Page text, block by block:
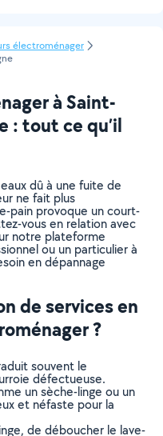
électroménager
à Saint-
: tout ce qu’il
dû à une fuite de
ne fait plus
pain provoque un court-
vous en relation avec
notre plateforme
ou un particulier à
en dépannage
de services en
?
souvent le
défectueuse.
un sèche-linge ou un
et néfaste pour la
de déboucher le lave-